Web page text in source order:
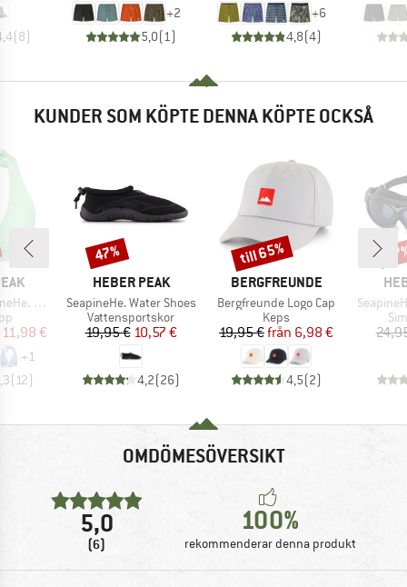
(8)
+2
5,0( 1)
+6
4,8(4)
KUNDER SOM KÖPTE DENNA KÖPTE OCKSÅ
Top
pris
11,98 €
+1
(12)
VARUMÄRKE
HEBER PEAK
Produkter
SeapineHe. Water Shoes
Produktgrupp
Vattensportskor
Pris
19,95 €Reducerat pris
10,57 €
4,2(26)
Rabatt
47%
VARUMÄRKE
BERGFREUNDE
Produkter
Bergfreunde Logo Cap
Produktgrupp
Keps
Pris
19,95 € Reducerat pris
från 6,98 €
4,5(2)
Rabatt
till 65%
OMDÖMESÖVERSIKT
5,0
(6)
100%
rekommenderar denna produkt